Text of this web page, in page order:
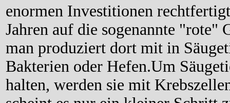
enormen Investitionen
Jahren auf die sogenannte "rote"
man produziert dort mit in
Bakterien oder Hefen.Um
halten, werden sie mit